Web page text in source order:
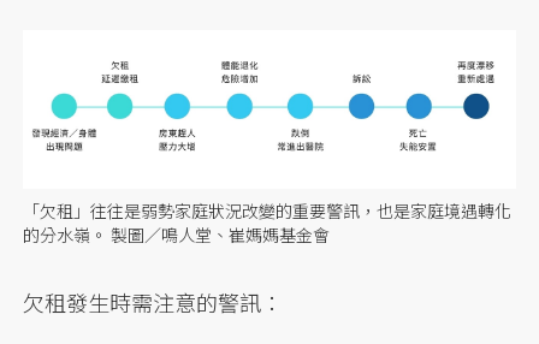
「欠租」往往是弱勢家庭狀況改變的重要警訊，也是家庭境遇轉化
的分水嶺。 製圖／鳴人堂、崔媽媽基金會
欠租發生時需注意的警訊：